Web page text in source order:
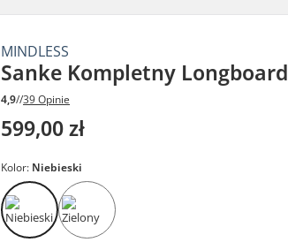
MINDLESS
Sanke Kompletny Longboard
4,9//39 Opinie
599,00 zł
Kolor: Niebieski